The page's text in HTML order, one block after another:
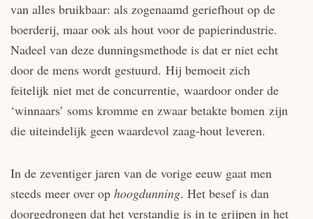
van alles bruikbaar: als zogenaamd geriefhout op de
boerderij, maar ook als hout voor de papierindustrie.
Nadeel van deze dunningsmethode is dat er niet echt
door de mens wordt gestuurd. Hij bemoeit zich
feitelijk niet met de concurrentie, waardoor onder de
‘winnaars’ soms kromme en zwaar betakte bomen zijn
die uiteindelijk geen waardevol zaag-hout leveren.
In de zeventiger jaren van de vorige eeuw gaat men
steeds meer over op hoogdunning. Het besef is dan
doorgedrongen dat het verstandig is in te grijpen in het